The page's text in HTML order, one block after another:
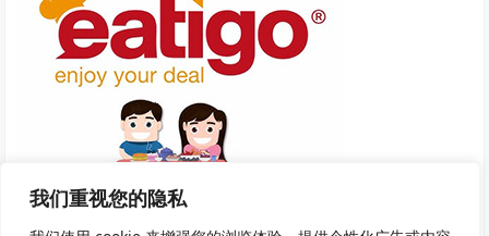
我们重视您的隐私